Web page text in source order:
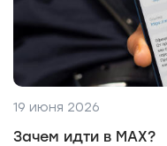
19 июня 2026
Зачем идти в MAX?